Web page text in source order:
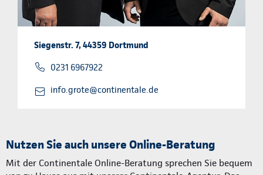
Siegenstr. 7, 44359 Dortmund
0231 6967922
info.grote@continentale.de
Nutzen Sie auch unsere Online-Beratung
Mit der Continentale Online-Beratung sprechen Sie bequem